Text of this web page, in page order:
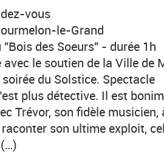
vous
le-Grand
des Soeurs" - durée 1h
avec le soutien de la Ville de
du Solstice. Spectacle
plus détective. Il est
Trévor, son fidèle
son ultime exploit,